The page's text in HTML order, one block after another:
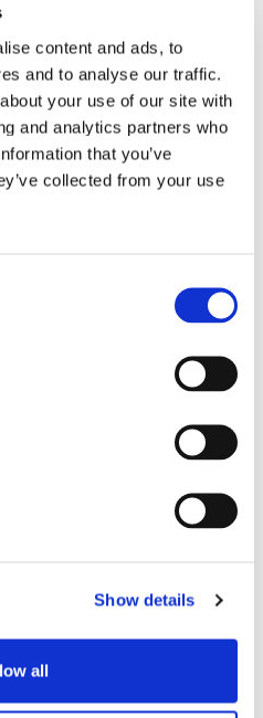
content and ads, to
and to analyse our traffic.
your use of our site with
and analytics partners who
that you’ve
collected from your use
Show details
all
Marketing &
, Gerente de